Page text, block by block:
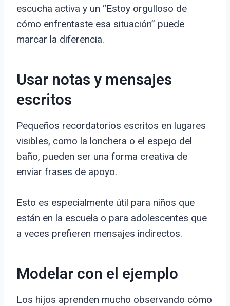
escucha activa y un “Estoy orgulloso de
cómo enfrentaste esa situación” puede
marcar la diferencia.
Usar notas y mensajes
escritos
Pequeños recordatorios escritos en lugares
visibles, como la lonchera o el espejo del
baño, pueden ser una forma creativa de
enviar frases de apoyo.
Esto es especialmente útil para niños que
están en la escuela o para adolescentes que
a veces prefieren mensajes indirectos.
Modelar con el ejemplo
Los hijos aprenden mucho observando cómo